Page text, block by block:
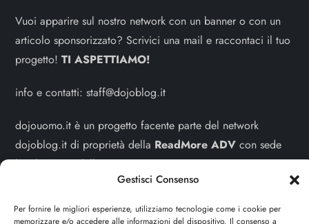
Gestisci Consenso
Per fornire le migliori esperienze, utilizziamo tecnologie come i cookie per
memorizzare e/o accedere alle informazioni del dispositivo. Il consenso a
Vuoi apparire sul nostro network con un banner o con un
articolo sponsorizzato? Scrivici una mail e raccontaci il tuo
progetto!TI ASPETTIAMO!
info e contatti:staff@dojoblog.it
dojouomo.it è un progetto facente parte del network
dojoblog.it di proprietà della ReadMore ADV con sede
legale in Via delle Sirene 34 - Roma - P.iva:
Sitemap-Privacy Policy-Cookie Policy